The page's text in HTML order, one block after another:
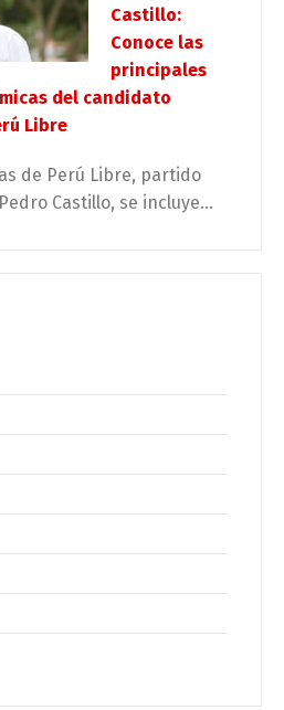
Castillo:
Conoce las
principales
del candidato
Libre
de Perú Libre, partido
Castillo, se incluye...